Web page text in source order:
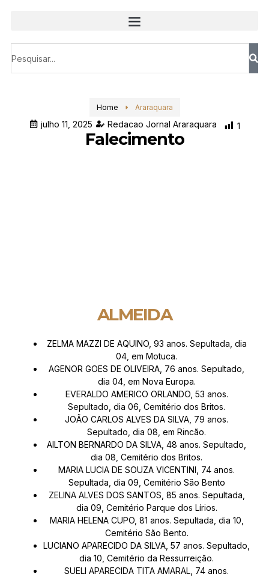
Home Araraquara
julho 11, 2025 Redacao Jornal Araraquara 1
Falecimento
ALMEIDA
ZELMA MAZZI DE AQUINO, 93 anos. Sepultada, dia
04, em Motuca.
AGENOR GOES DE OLIVEIRA, 76 anos. Sepultado,
dia 04, em Nova Europa.
EVERALDO AMERICO ORLANDO, 53 anos.
Sepultado, dia 06, Cemitério dos Britos.
JOÃO CARLOS ALVES DA SILVA, 79 anos.
Sepultado, dia 08, em Rincão.
AILTON BERNARDO DA SILVA, 48 anos. Sepultado,
dia 08, Cemitério dos Britos.
MARIA LUCIA DE SOUZA VICENTINI, 74 anos.
Sepultada, dia 09, Cemitério São Bento
ZELINA ALVES DOS SANTOS, 85 anos. Sepultada,
dia 09, Cemitério Parque dos Lírios.
MARIA HELENA CUPO, 81 anos. Sepultada, dia 10,
Cemitério São Bento.
LUCIANO APARECIDO DA SILVA, 57 anos. Sepultado,
dia 10, Cemitério da Ressurreição.
SUELI APARECIDA TITA AMARAL, 74 anos.